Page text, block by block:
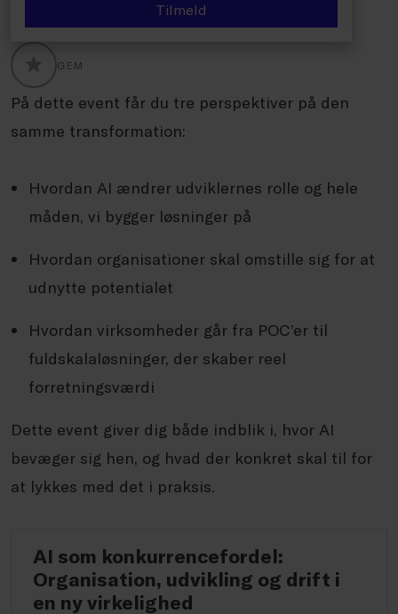
Tilmeld
GEM
På dette event får du tre perspektiver på den
samme transformation:
Hvordan AI ændrer udviklernes rolle og hele
måden, vi bygger løsninger på
Hvordan organisationer skal omstille sig for at
udnytte potentialet
Hvordan virksomheder går fra POC’er til
fuldskalaløsninger, der skaber reel
forretningsværdi
Dette event giver dig både indblik i, hvor AI
bevæger sig hen, og hvad der konkret skal til for
at lykkes med det i praksis.
AI som konkurrencefordel:
Organisation, udvikling og drift i
en ny virkelighed